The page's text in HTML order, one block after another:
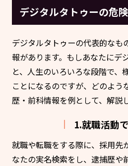
デジタルタトゥーの危
デジタルタトゥーの代表的なも
報があります。もしあなたにデ
と、人生のいろいろな段階で、
ことになるのですが、どのよう
歴・前科情報を例として、解説
1.就職活動
就職や転職をする際に、採用先
なたの実名検索をし、逮捕歴や